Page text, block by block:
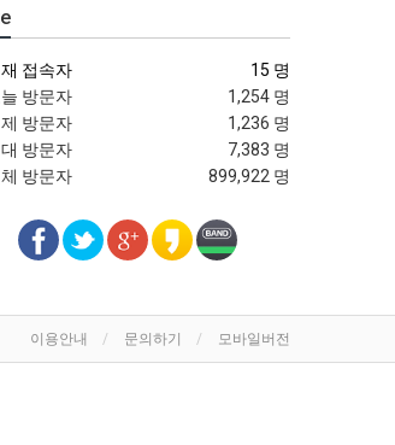
접속자
15 명
방문자
1,254 명
방문자
1,236 명
방문자
7,383 명
방문자
899,922 명
이용안내 문의하기 모바일버전